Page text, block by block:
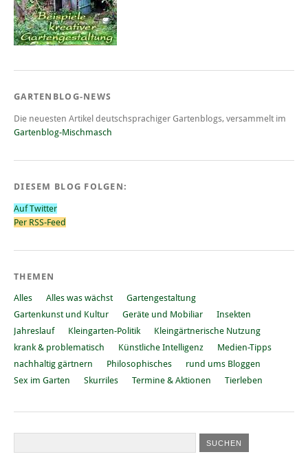
GARTENBLOG-NEWS
Die neuesten Artikel deutschsprachiger Gartenblogs, versammelt im
Gartenblog-Mischmasch
DIESEM BLOG FOLGEN:
Auf Twitter
Per RSS-Feed
THEMEN
Alles Alles was wächst
Gartengestaltung
Gartenkunst und Kultur
Geräte und Mobiliar
Insekten
Jahreslauf
Kleingarten-Politik
Kleingärtnerische Nutzung
krank & problematisch
Künstliche Intelligenz
Medien-Tipps
nachhaltig gärtnern
Philosophisches
rund ums Bloggen
Sex im Garten
Skurriles Termine & Aktionen Tierleben